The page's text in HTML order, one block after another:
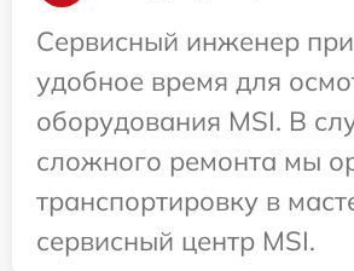
Сервисный инженер
удобное время для
оборудования MSI. В
сложного ремонта мы
транспортировку в
сервисный центр MSI.